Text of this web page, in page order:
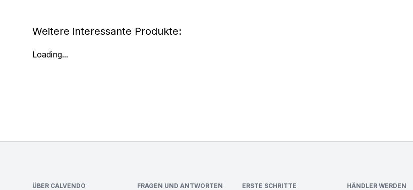
Weitere interessante Produkte:
Loading...
ÜBER CALVENDO FRAGEN UND ANTWORTEN ERSTE SCHRITTE HÄNDLER WERDEN